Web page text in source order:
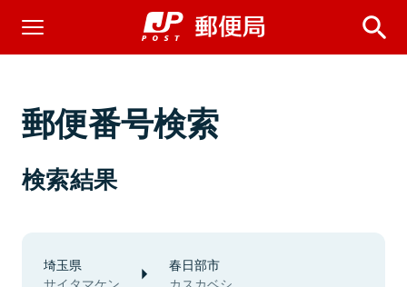
郵便番号検索
検索結果
埼玉県
サイタマケン
春日部市
カスカベシ